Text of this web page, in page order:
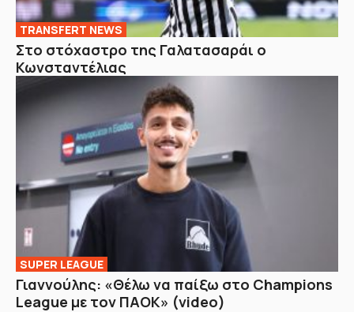
TRANSFERT NEWS
Στο στόχαστρο της Γαλατασαράι ο
Κωνσταντέλιας
SUPER LEAGUE
Γιαννούλης: «Θέλω να παίξω στο Champions
League με τον ΠΑΟΚ» (video)